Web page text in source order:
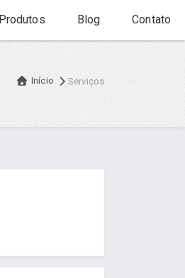
Produtos Blog Contato
Início Serviços